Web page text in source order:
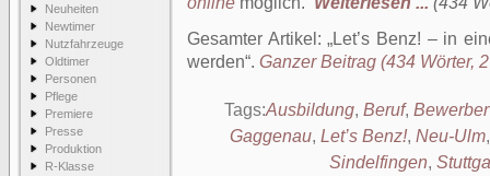
Neuheiten
Newtimer
Nutzfahrzeuge
Oldtimer
Personen
Pflege
Premiere
Presse
Produktion
R-Klasse
Gesamter Artikel: Let’s Benz! – in
werden . Ganzer Beitrag (434 Wörter,
Tags:Ausbildung, Beruf,
Gaggenau, Let’s Benz!, Neu-Ulm
Sindelfingen,